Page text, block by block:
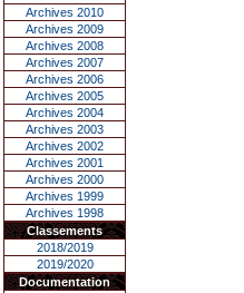
Archives 2010
Archives 2009
Archives 2008
Archives 2007
Archives 2006
Archives 2005
Archives 2004
Archives 2003
Archives 2002
Archives 2001
Archives 2000
Archives 1999
Archives 1998
Classements
2018/2019
2019/2020
Documentation